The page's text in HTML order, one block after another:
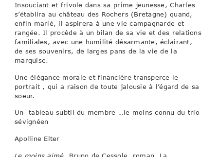
Insouciant et frivole dans sa prime jeunesse, Charles
s’établira au château des Rochers (Bretagne) quand,
enfin marié, il aspirera à une vie campagnarde et
rangée. Il procède à un bilan de sa vie et des relations
familiales, avec une humilité désarmante, éclairant,
de ses souvenirs, de larges pans de la vie de la
marquise.
Une élégance morale et financière transperce le
portrait , qui a raison de toute jalousie à l’égard de sa
soeur.
Un tableau subtil du membre …le moins connu du trio
sévignéen
Apolline Elter